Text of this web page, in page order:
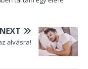
NEXT
alvásra!